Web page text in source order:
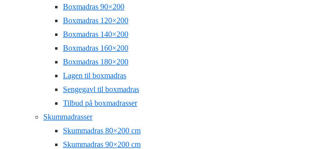
Boxmadras 90×200
Boxmadras 120×200
Boxmadras 140×200
Boxmadras 160×200
Boxmadras 180×200
Lagen til boxmadras
Sengegavl til boxmadras
Tilbud på boxmadrasser
Skummadrasser
Skummadras 80×200 cm
Skummadras 90×200 cm